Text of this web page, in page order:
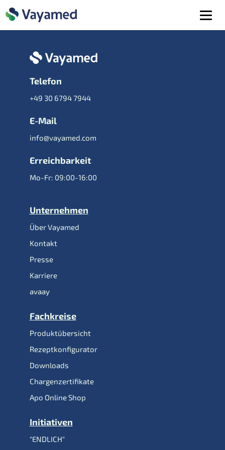
Telefon
+49 30 6794 7944
E-Mail
info@vayamed.com
Erreichbarkeit
Mo-Fr: 09:00-16:00
Unternehmen
Über Vayamed
Kontakt
Presse
Karriere
avaay
Fachkreise
Produktübersicht
Rezeptkonfigurator
Downloads
Chargenzertifikate
Apo Online Shop
Initiativen
"ENDLICH"